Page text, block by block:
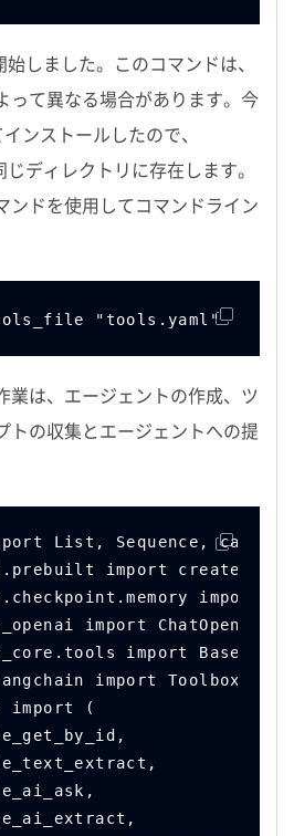
始しました。このコマンドは、
って異なる場合があります。今
ンストールしたので、
じディレクトリに存在します。
ンドを使用してコマンドライン
"tools.yaml"
業は、エージェントの作成、ツ
トの収集とエージェントへの提
List, Sequence, cast
import
import
import ChatOpenAI
import BaseTool
import
import (